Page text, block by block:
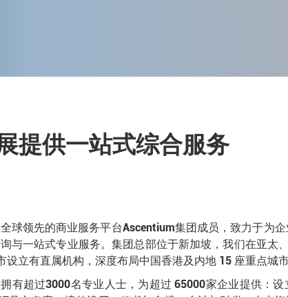
提供一站式综合服务
球领先的商业服务平台Ascentium集团成员，致力于为
与一站式专业服务。集团总部位于新加坡，我们在亚太
设立有直属机构，深度布局中国香港及内地 15 座重点城市
有超过3000名专业人士，为超过 65000家企业提供：